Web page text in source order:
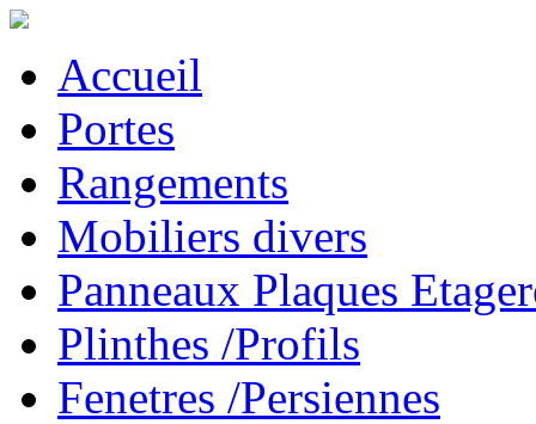
Accueil
Portes
Rangements
Mobiliers divers
Panneaux Plaques
Plinthes /Profils
Fenetres /Persiennes